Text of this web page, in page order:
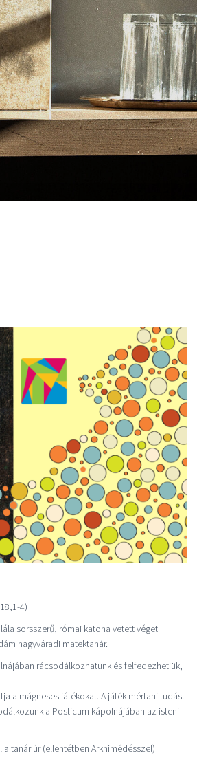
4)
sorsszerű, római katona vetett véget
nagyváradi matektanár.
rácsodálkozhatunk és felfedezhetjük,
a mágneses játékokat. A játék mértani tudást
a Posticum kápolnájában az isteni
tanár úr (ellentétben Arkhimédésszel)